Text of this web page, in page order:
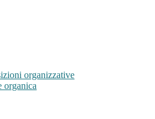
organizzative
organica